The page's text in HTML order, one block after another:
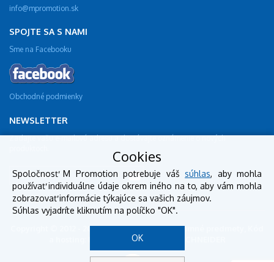
info@mpromotion.sk
SPOJTE SA S NAMI
Sme na Facebooku
Obchodné podmienky
NEWSLETTER
Zadajte vašu e-mailovú adresu a dostávajte oznámenie o nových
Copyright © 2012 - 2018 mpromotion.sk - reklamné predmety, Kód
a hosting: BestSite, Design: StudioSCHNEIDER
Cookies
Spoločnosť M Promotion potrebuje vášsúhlas, aby mohla
používať individuálne údaje okrem iného na to, aby vám mohla
zobrazovať informácie týkajúce sa vašich záujmov.
Súhlas vyjadríte kliknutím na políčko "OK".
OK